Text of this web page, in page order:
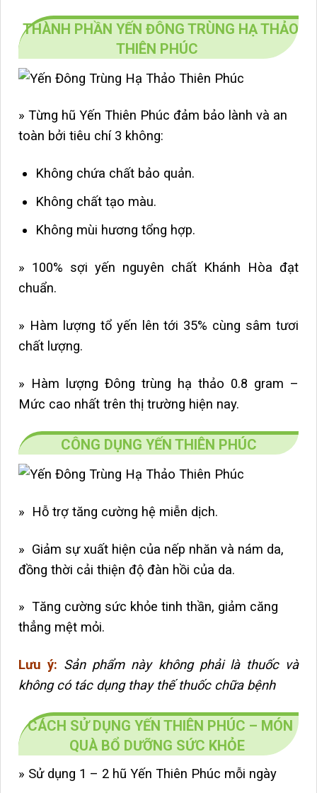
THÀNH PHẦN YẾN ĐÔNG TRÙNG HẠ THẢO
THIÊN PHÚC
» Từng hũ Yến Thiên Phúc đảm bảo lành và an
toàn bởi tiêu chí 3 không:
Không chứa chất bảo quản.
Không chất tạo màu.
Không mùi hương tổng hợp.
» 100% sợi yến nguyên chất Khánh Hòa đạt
chuẩn.
» Hàm lượng tổ yến lên tới 35% cùng sâm tươi
chất lượng.
» Hàm lượng Đông trùng hạ thảo 0.8 gram –
Mức cao nhất trên thị trường hiện nay.
CÔNG DỤNG YẾN THIÊN PHÚC
» Hỗ trợ tăng cường hệ miễn dịch.
» Giảm sự xuất hiện của nếp nhăn và nám da,
đồng thời cải thiện độ đàn hồi của da.
» Tăng cường sức khỏe tinh thần, giảm căng
thẳng mệt mỏi.
Lưu ý: Sản phẩm này không phải là thuốc và
không có tác dụng thay thế thuốc chữa bệnh
CÁCH SỬ DỤNG YẾN THIÊN PHÚC – MÓN
QUÀ BỔ DƯỠNG SỨC KHỎE
» Sử dụng 1 – 2 hũ Yến Thiên Phúc mỗi ngày